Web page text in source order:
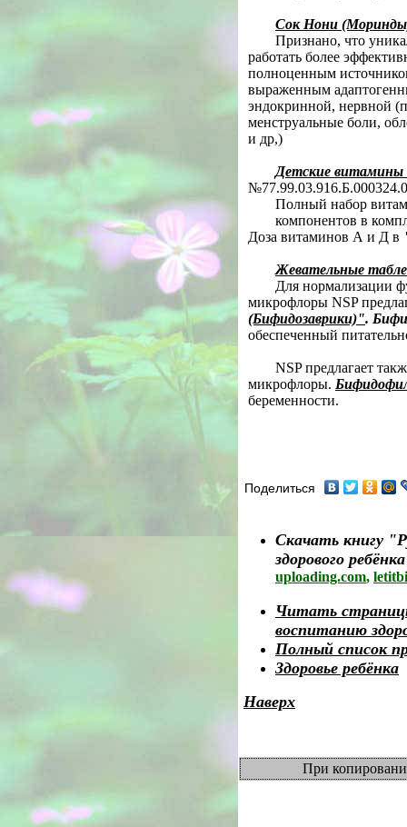
Coк Нони
Признано, что
работать более
полноценным
выраженным
эндокринной, нервной
менструальные боли,
и др,)
Детские
Полный набор
компонентов в
Доза витаминов А и Д в
Жевательные
Для нормализации
микрофлоры NSP
(Бифидозаврики)".
обеспеченный
NSP предлагает
микрофлоры.
беременности.
Поделиться
Скачать книгу
здорового
uploading.com,
Читать
воспитанию
Полный список
Здоровье ребёнка
Наверх
При